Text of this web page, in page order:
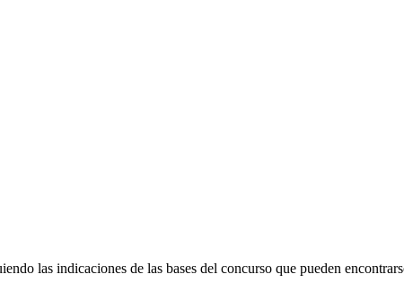
las indicaciones de las bases del concurso que pueden